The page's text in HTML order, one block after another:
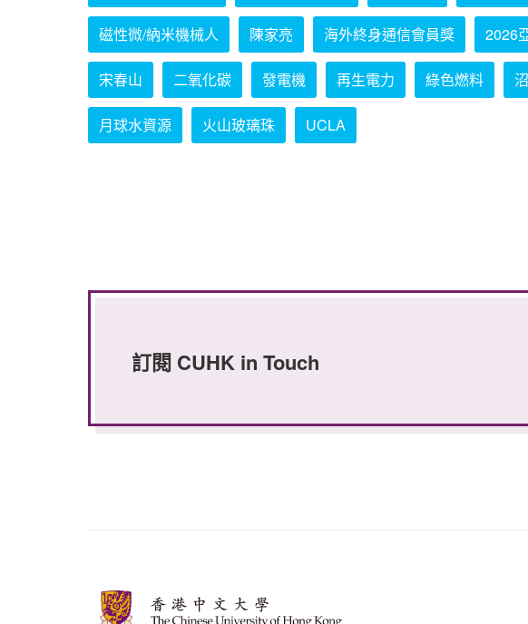
磁性微/納米機械人 陳家亮 海外終身通信會員獎 2026
宋春山 二氧化碳 發電機 再生電力 綠色燃料
月球水資源 火山玻璃珠 UCLA
訂閱 CUHK in Touch